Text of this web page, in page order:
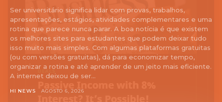
Ser universitário significa lidar com provas, trabalhos,
apresentações, estágios, atividades complementares e uma
rotina que parece nunca parar. A boa notícia é que existem
os melhores sites para estudantes que podem deixar tudo
isso muito mais simples. Com algumas plataformas gratuitas
(ou com versões gratuitas), dá para economizar tempo,
organizar a rotina e até aprender de um jeito mais eficiente.
A internet deixou de ser...
HI NEWS AGOSTO 6, 2026